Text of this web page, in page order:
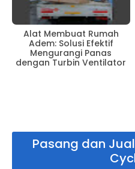
Alat Membuat Rumah
Adem: Solusi Efektif
Mengurangi Panas
dengan Turbin Ventilator
Pasang dan